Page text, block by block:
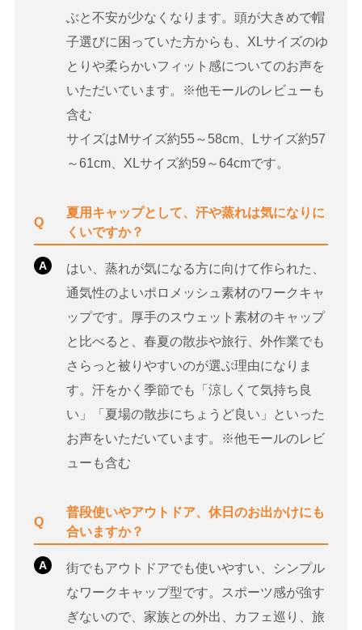
ぶと不安が少なくなります。頭が大きめで帽
子選びに困っていた方からも、XLサイズのゆ
とりや柔らかいフィット感についてのお声を
いただいています。※他モールのレビューも
含む
サイズはMサイズ約55～58cm、Lサイズ約57
～61cm、XLサイズ約59～64cmです。
Q
夏用キャップとして、汗や蒸れは気になりに
くいですか？
A
はい、蒸れが気になる方に向けて作られた、
通気性のよいポロメッシュ素材のワークキャ
ップです。厚手のスウェット素材のキャップ
と比べると、春夏の散歩や旅行、外作業でも
さらっと被りやすいのが選ぶ理由になりま
す。汗をかく季節でも「涼しくて気持ち良
い」「夏場の散歩にちょうど良い」といった
お声をいただいています。※他モールのレビ
ューも含む
Q
普段使いやアウトドア、休日のお出かけにも
合いますか？
A
街でもアウトドアでも使いやすい、シンプル
なワークキャップ型です。スポーツ感が強す
ぎないので、家族との外出、カフェ巡り、旅